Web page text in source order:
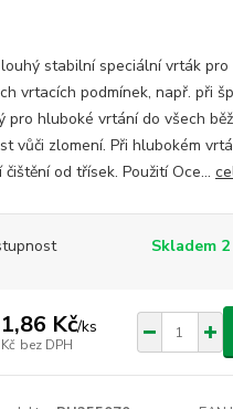
stabilní speciální vrták
vrtacích podmínek, např. při
pro hluboké vrtání do všech
vůči zlomení. Při hlubokém
čištění od třísek. Použití Oce...
Skladem
Kč/ks
bez DPH